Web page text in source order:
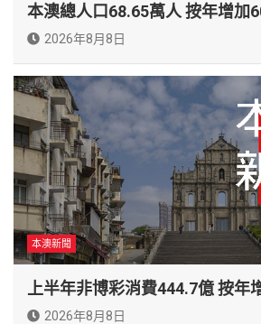
本澳總人口68.65萬人 按年增加
2026年8月8日
本澳新聞
上半年非博彩消費444.7億 按年
2026年8月8日